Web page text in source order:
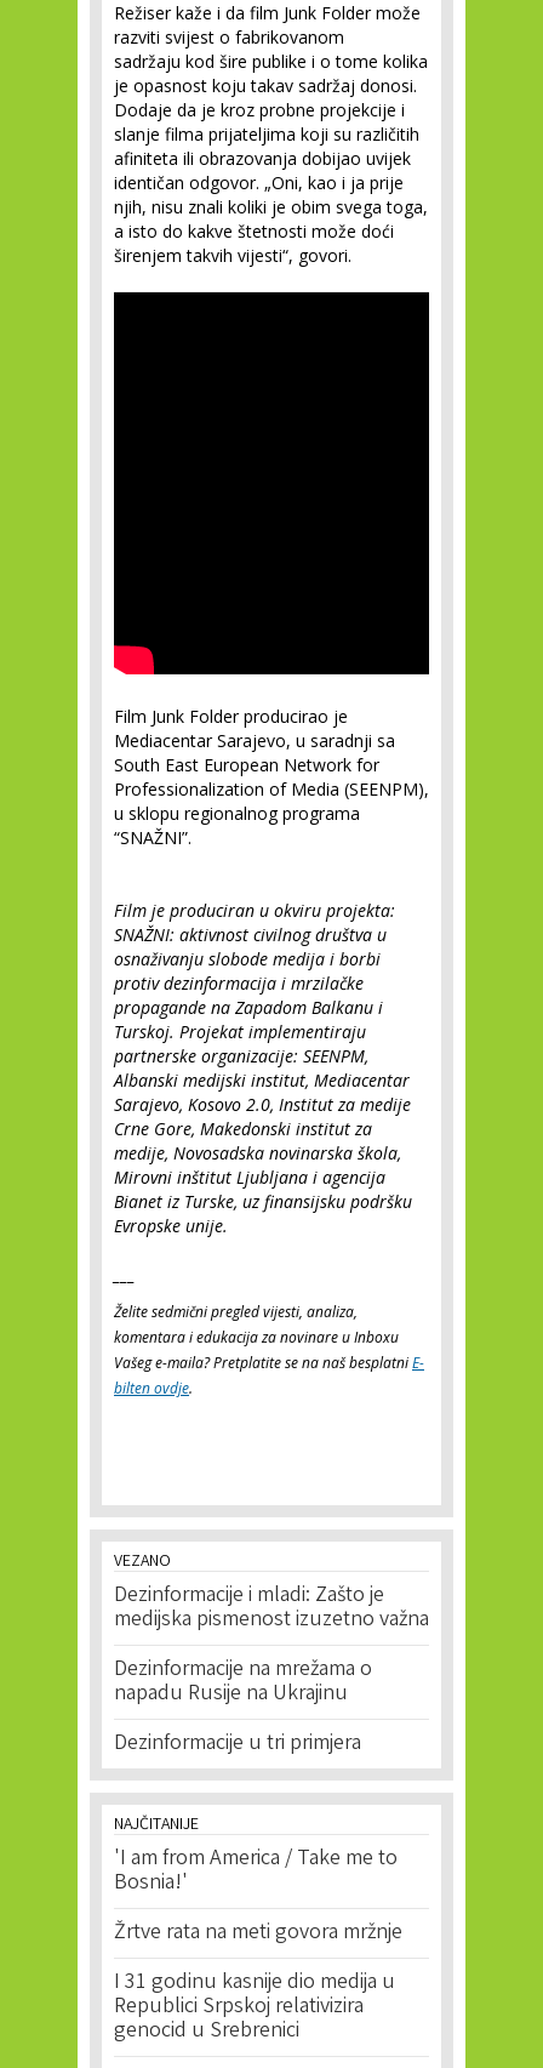
Režiser kaže i da film Junk Folder može
razviti svijest o fabrikovanom
sadržaju kod šire publike i o tome kolika
je opasnost koju takav sadržaj donosi.
Dodaje da je kroz probne projekcije i
slanje filma prijateljima koji su različitih
afiniteta ili obrazovanja dobijao uvijek
identičan odgovor. „Oni, kao i ja prije
njih, nisu znali koliki je obim svega toga,
a isto do kakve štetnosti može doći
širenjem takvih vijesti“, govori.
Film Junk Folder producirao je
Mediacentar Sarajevo, u saradnji sa
South East European Network for
Professionalization of Media (SEENPM),
u sklopu regionalnog programa
“SNAŽNI”.
Film je produciran u okviru projekta:
SNAŽNI: aktivnost civilnog društva u
osnaživanju slobode medija i borbi
protiv dezinformacija i mrzilačke
propagande na Zapadom Balkanu i
Turskoj. Projekat implementiraju
partnerske organizacije: SEENPM,
Albanski medijski institut, Mediacentar
Sarajevo, Kosovo 2.0, Institut za medije
Crne Gore, Makedonski institut za
medije, Novosadska novinarska škola,
Mirovni inštitut Ljubljana i agencija
Bianet iz Turske, uz finansijsku podršku
Evropske unije.
Želite sedmični pregled vijesti, analiza,
komentara i edukacija za novinare u Inboxu
Vašeg e-maila? Pretplatite se na naš besplatniE-
bilten ovdje.
VEZANO
Dezinformacije i mladi: Zašto je
medijska pismenost izuzetno važna
Dezinformacije na mrežama o
napadu Rusije na Ukrajinu
Dezinformacije u tri primjera
NAJČITANIJE
'I am from America / Take me to
Bosnia!'
Žrtve rata na meti govora mržnje
I 31 godinu kasnije dio medija u
Republici Srpskoj relativizira
genocid u Srebrenici